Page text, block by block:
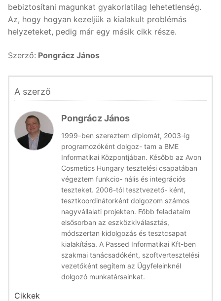
bebiztosítani magunkat gyakorlatilag lehetetlenség.
Az, hogy hogyan kezeljük a kialakult problémás
helyzeteket, pedig már egy másik cikk része.
Szerző: Pongrácz János
A szerző
Pongrácz János
1999–ben szereztem diplomát, 2003-ig
programozóként dolgoz- tam a BME
Informatikai Központjában. Később az Avon
Cosmetics Hungary tesztelési csapatában
végeztem funkcio- nális és integrációs
teszteket. 2006-tól tesztvezető- ként,
tesztkoordinátorként dolgozom számos
nagyvállalati projekten. Főbb feladataim
elsősorban az eszközkiválasztás,
módszertan kidolgozás és tesztcsapat
kialakítása. A Passed Informatikai Kft-ben
szakmai tanácsadóként, szoftvertesztelési
vezetőként segítem az Ügyfeleinknél
dolgozó munkatársainkat.
Cikkek